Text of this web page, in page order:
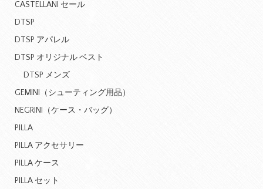
CASTELLANI セール
DTSP
DTSP アパレル
DTSP オリジナル ベスト
DTSP メンズ
GEMINI（シューティング用品）
NEGRINI（ケース・バッグ）
PILLA
PILLA アクセサリー
PILLA ケース
PILLA セット